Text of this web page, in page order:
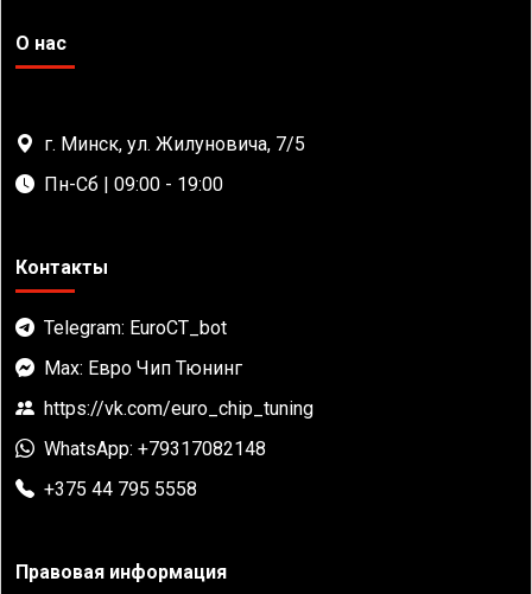
О нас
г. Минск, ул. Жилуновича, 7/5
Пн-Сб | 09:00 - 19:00
Контакты
Telegram: EuroCT_bot
Max: Евро Чип Тюнинг
https://vk.com/euro_chip_tuning
WhatsApp: +79317082148
+375 44 795 5558
Правовая информация